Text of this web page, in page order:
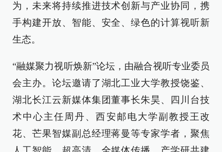
为，未来将持续推进技术创新与产业协同，携
手构建开放、智能、安全、绿色的计算视听新
生态。
“融媒聚力视听焕新”论坛，由融合视听专业委员
会主办。论坛邀请了湖北工业大学教授饶鉴、
湖北长江云新媒体集团董事长朱昊、四川台技
术中心主任周丹、西安邮电大学副教授王改
花、芒果智媒副总经理蒋曼等专家学者，聚焦